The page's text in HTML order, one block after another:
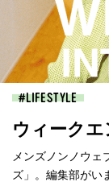
LIFESTYLE
ウィーク
メンズノンノウェ
ズ」。編集部がい